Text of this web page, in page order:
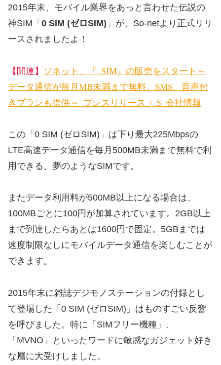
2015年末、モバイル業界をあっと言わせた伝説の
神SIM「 0 SIM (ゼロSIM) 」が、So-netより正式リリ
ースされましたよ！
【関連】
ソネット、『0 SIM』の販売をスタート～
データ通信が毎月500MB未満まで無料、SMS、音声付
きプランも提供～ プレスリリース | So-net 会社情報
この「0 SIM (ゼロSIM)」は下り最大225Mbpsの
LTE高速データ通信を毎月500MB未満まで無料で利
用できる、夢のようなSIMです。
またデータ利用料が500MB以上になる場合は、
100MBごとに100円が加算されています。2GB以上
まで到達したらあとは1600円で固定。5GBまでは
速度制限なしにモバイルデータ通信を楽しむことが
できます。
2015年末に雑誌デジモノステーションの付録とし
て登場した「0 SIM (ゼロSIM)」はものすごい反響
を呼びました。特に「SIMフリー機種」、
「MVNO」といったワードに敏感なガジェット好き
な層に大受けしました。